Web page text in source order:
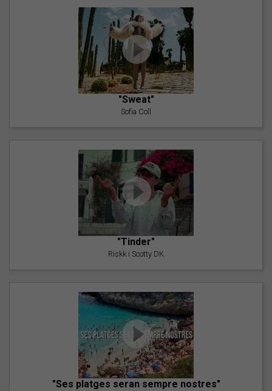
"Sweat"
Sofia Coll
"Tinder"
Riskk i Scotty DK
"Ses platges seran sempre nostres"